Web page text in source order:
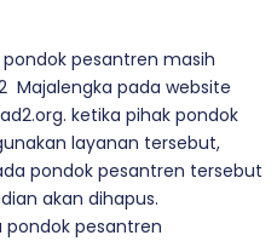
pesantren masih
Majalengka pada website
ketika pihak pondok
layanan tersebut,
pondok pesantren tersebut
akan dihapus.
pesantren